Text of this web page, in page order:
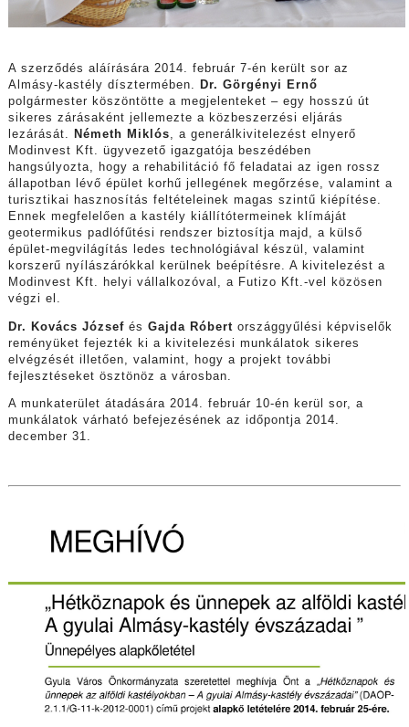
A szerződés aláírására 2014. február 7-én került sor az
Almásy-kastély dísztermében.
Dr. Görgényi Ernő
polgármester köszöntötte a megjelenteket – egy hosszú út
sikeres zárásaként jellemezte a közbeszerzési eljárás
lezárását.
Németh Miklós, a generálkivitelezést elnyerő
Modinvest Kft. ügyvezető igazgatója beszédében
hangsúlyozta, hogy a rehabilitáció fő feladatai az igen rossz
állapotban lévő épület korhű jellegének megőrzése, valamint a
turisztikai hasznosítás feltételeinek magas szintű kiépítése.
Ennek megfelelően a kastély kiállítótermeinek klímáját
geotermikus padlófűtési rendszer biztosítja majd, a külső
épület-megvilágítás ledes technológiával készül, valamint
korszerű nyílászárókkal kerülnek beépítésre. A kivitelezést a
Modinvest Kft. helyi vállalkozóval, a Futizo Kft.-vel közösen
végzi el.
Dr. Kovács Józsefés Gajda Róbert országgyűlési képviselők
reményüket fejezték ki a kivitelezési munkálatok sikeres
elvégzését illetően, valamint, hogy a projekt további
fejlesztéseket ösztönöz a városban.
A munkaterület átadására 2014. február 10-én kerül sor, a
munkálatok várható befejezésének az időpontja 2014.
december 31.